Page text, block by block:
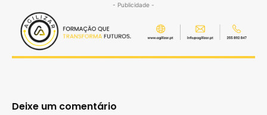
- Publicidade -
Deixe um comentário